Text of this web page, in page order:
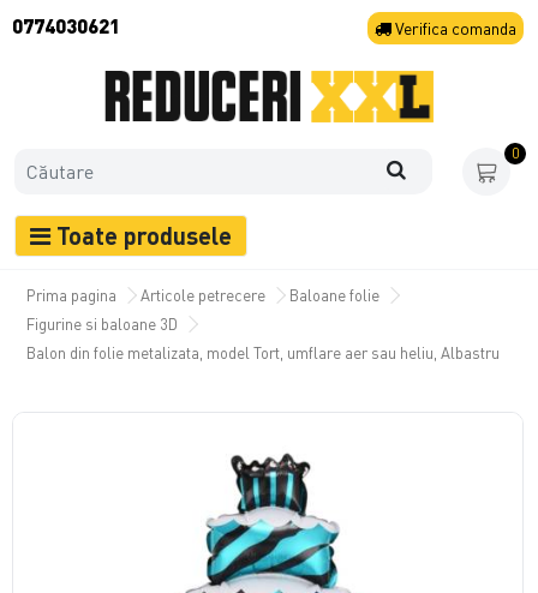
0774030621 Verifica comanda
0
Toate produsele
Prima pagina Articole petrecere
Baloane folie
Figurine si baloane 3D
Balon din folie metalizata, model Tort, umflare aer sau heliu, Albastru